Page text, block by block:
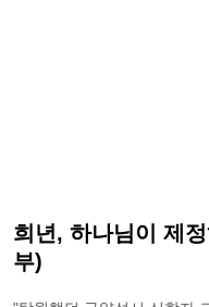
희년, 하나님이 제
부)